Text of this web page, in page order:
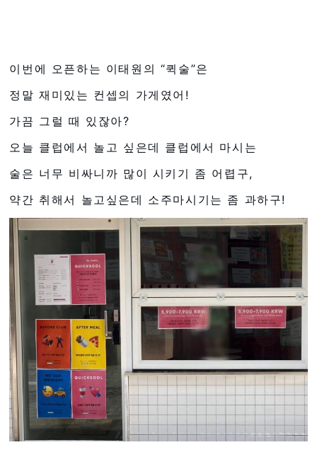
이번에 오픈하는 이태원의 “퀵술”은
정말 재미있는 컨셉의 가게였어!
가끔 그럴 때 있잖아?
오늘 클럽에서 놀고 싶은데 클럽에서 마시는
술은 너무 비싸니까 많이 시키기 좀 어렵구,
약간 취해서 놀고싶은데 소주마시기는 좀 과하구!